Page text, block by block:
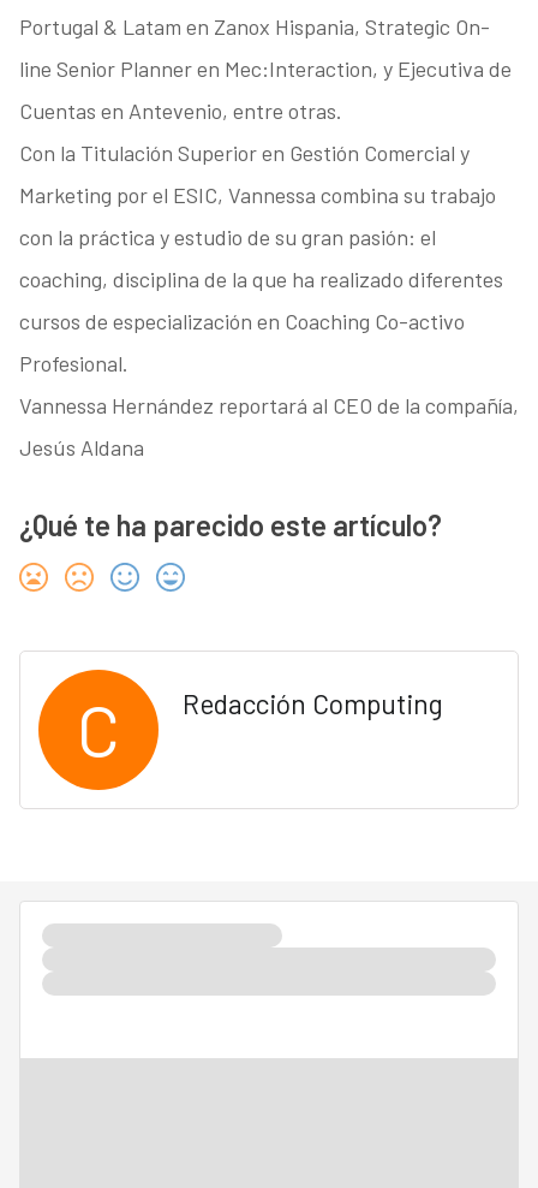
Portugal & Latam en Zanox Hispania, Strategic On-
line Senior Planner en Mec:Interaction, y Ejecutiva de
Cuentas en Antevenio, entre otras.
Con la Titulación Superior en Gestión Comercial y
Marketing por el ESIC, Vannessa combina su trabajo
con la práctica y estudio de su gran pasión: el
coaching, disciplina de la que ha realizado diferentes
cursos de especialización en Coaching Co-activo
Profesional.
Vannessa Hernández reportará al CEO de la compañía,
Jesús Aldana
¿Qué te ha parecido este artículo?
C Redacción Computing